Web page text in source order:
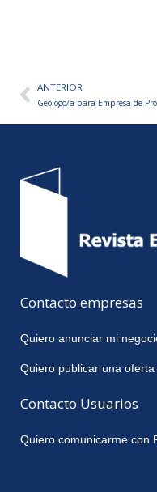
AntANTERIOR
Contacto empresas
Quiero anunciar mi
Quiero publicar una
Contacto Usuarios
Quiero comunicarme con